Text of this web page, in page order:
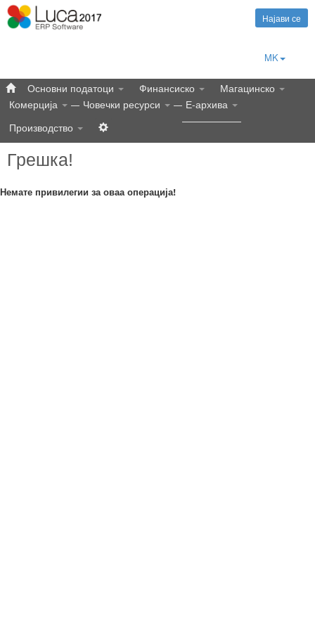
Најави се
MK
Основни податоци Финансиско
Магацинско
Комерција
Човечки ресурси
Е-архива
Производство
Грешка!
Немате привилегии за оваа операција!